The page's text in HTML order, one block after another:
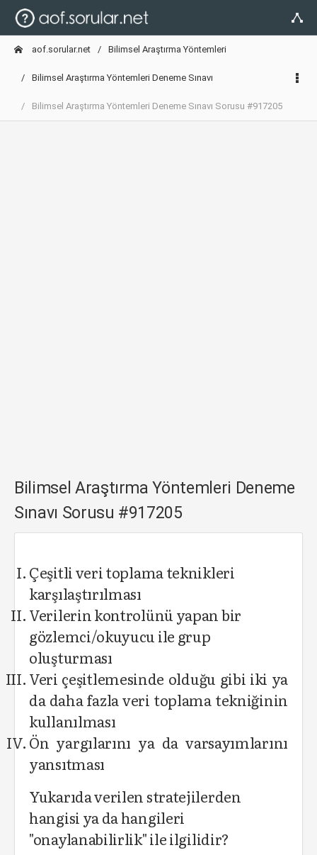
aof.sorular.net Bilimsel Araştırma Yöntemleri
Bilimsel Araştırma Yöntemleri Deneme Sınavı
Bilimsel Araştırma Yöntemleri Deneme Sınavı Sorusu #917205
Bilimsel Araştırma Yöntemleri Deneme
Sınavı Sorusu #917205
Çeşitli veri toplama teknikleri
karşılaştırılması
Verilerin kontrolünü yapan bir
gözlemci/okuyucu ile grup
oluşturması
Veri çeşitlemesinde olduğu gibi iki ya
da daha fazla veri toplama tekniğinin
kullanılması
Ön yargılarını ya da varsayımlarını
yansıtması
Yukarıda verilen stratejilerden
hangisi ya da hangileri
"onaylanabilirlik" ile ilgilidir?